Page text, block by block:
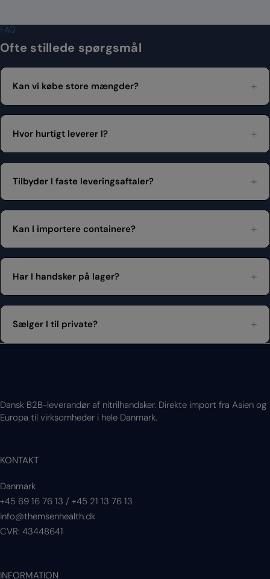
FAQ
Ofte stillede spørgsmål
Kan vi købe store mængder?
Hvor hurtigt leverer I?
Tilbyder I faste leveringsaftaler?
Kan I importere containere?
Har I handsker på lager?
Sælger I til private?
Dansk B2B-leverandør af nitrilhandsker. Direkte import fra Asien og
Europa til virksomheder i hele Danmark.
KONTAKT
Danmark
+45 69 16 76 13 / +45 21 13 76 13
info@themsenhealth.dk
CVR: 43448641
INFORMATION